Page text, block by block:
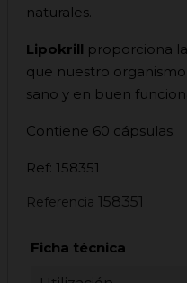
naturales.
Lipokrill proporciona
que nuestro
sano y en buen
Contiene 60 cápsulas.
Ref: 158351
Referencia 158351
Ficha técnica